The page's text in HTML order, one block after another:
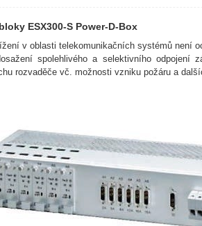
ESX300-S Power-D-Box
v oblasti telekomunikačních systémů není
spolehlivého a selektivního odpojení
rozvaděče vč. možnosti vzniku požáru a